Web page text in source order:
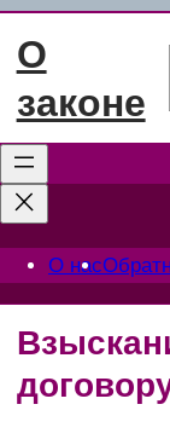
Перейти
О
законе
О нас